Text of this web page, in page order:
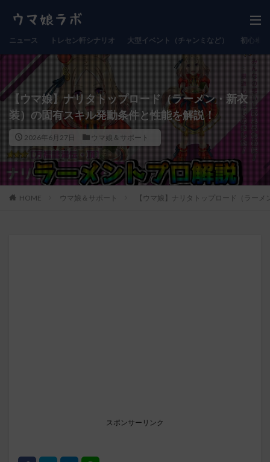
ニュース トレセン軒シナリオ 大型イベント（チャンミなど） 初心者
【ウマ娘】ナリタトップロード（ラーメン・新衣
装）の固有スキル発動条件と性能を解説！
2026年6月27日 ウマ娘＆サポート
HOME ウマ娘＆サポート 【ウマ娘】ナリタトップロード（ラー
スポンサーリンク